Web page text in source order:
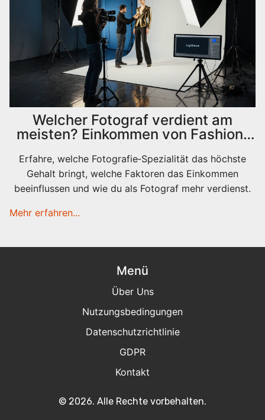
Welcher Fotograf verdient am
meisten? Einkommen von Fashion‑
und Spezialfotografen 2025
Erfahre, welche Fotografie‑Spezialität das höchste
Gehalt bringt, welche Faktoren das Einkommen
beeinflussen und wie du als Fotograf mehr verdienst.
Mehr erfahren...
Menü
Über Uns
Nutzungsbedingungen
Datenschutzrichtlinie
GDPR
Kontakt
© 2026. Alle Rechte vorbehalten.